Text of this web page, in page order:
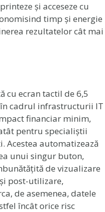
și acceseze cu
timp și energie
rezultatelor cât mai
cu ecran tactil de 6,5
cadrul infrastructurii IT
financiar minim,
pentru specialiștii
Acestea automatizează
unui singur buton,
de vizualizare
post-utilizare,
de asemenea, datele
încât orice risc